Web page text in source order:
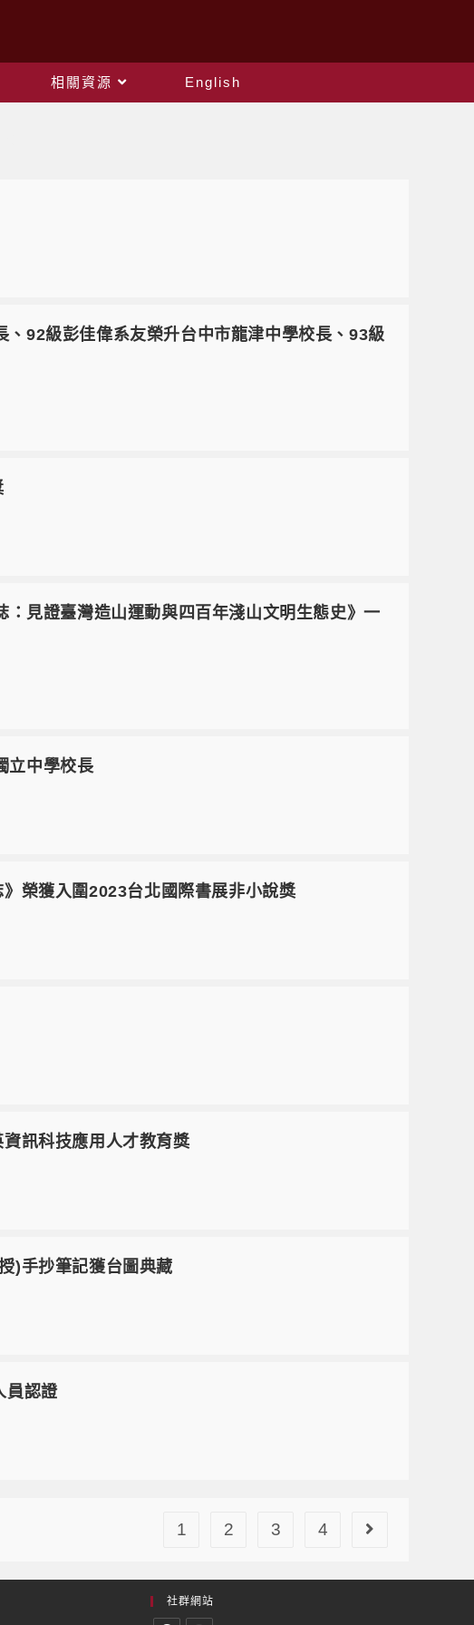
相關資源
English
92級彭佳偉系友榮升台中市龍津中學校長、93級
見證臺灣造山運動與四百年淺山文明生態史》一
立中學校長
榮獲入圍2023台北國際書展非小說獎
訊科技應用人才教育獎
)手抄筆記獲台圖典藏
員認證
1 2 3 4
社群網站